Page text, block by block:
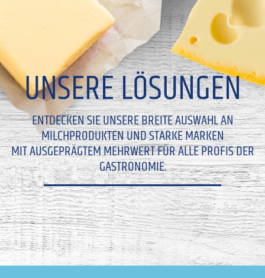
UNSERE LÖSUNGEN
ENTDECKEN SIE UNSERE BREITE AUSWAHL AN
MILCHPRODUKTEN UND STARKE MARKEN
MIT AUSGEPRÄGTEM MEHRWERT FÜR ALLE PROFIS DER
GASTRONOMIE.